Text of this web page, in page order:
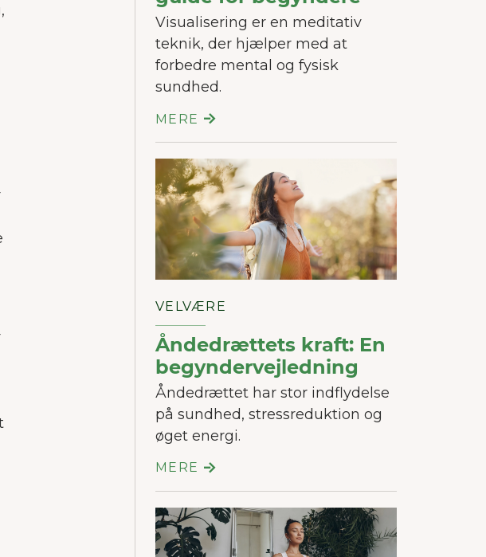
Visualisering er en meditativ
teknik, der hjælper med at
forbedre mental og fysisk
sundhed.
MERE
VELVÆRE
Åndedrættets kraft: En
begyndervejledning
Åndedrættet har stor indflydelse
på sundhed, stressreduktion og
øget energi.
MERE